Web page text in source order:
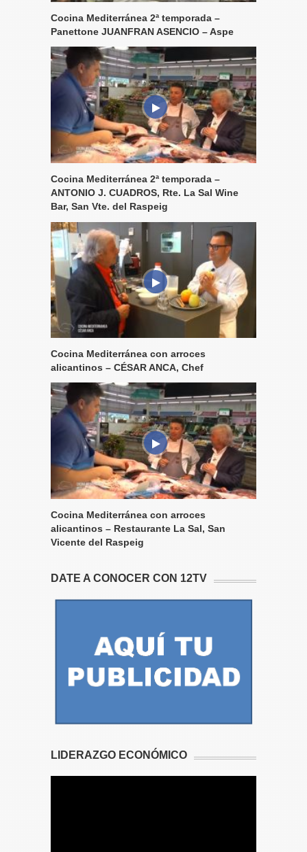
Cocina Mediterránea 2ª temporada –
Panettone JUANFRAN ASENCIO – Aspe
Cocina Mediterránea 2ª temporada –
ANTONIO J. CUADROS, Rte. La Sal Wine
Bar, San Vte. del Raspeig
Cocina Mediterránea con arroces
alicantinos – CÉSAR ANCA, Chef
Cocina Mediterránea con arroces
alicantinos – Restaurante La Sal, San
Vicente del Raspeig
DATE A CONOCER CON 12TV
LIDERAZGO ECONÓMICO